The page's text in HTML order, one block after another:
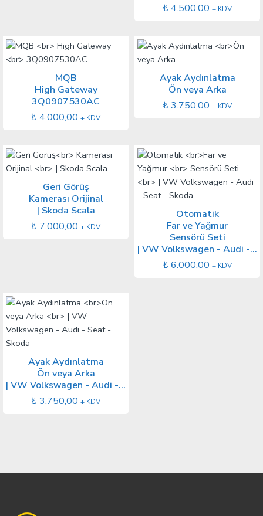
₺ 4.500,00 + KDV
MQB
High Gateway
3Q0907530AC
₺ 4.000,00 + KDV
Ayak Aydınlatma
Ön veya Arka
₺ 3.750,00 + KDV
Geri Görüş
Kamerası Orijinal
| Skoda Scala
₺ 7.000,00 + KDV
Otomatik
Far ve Yağmur
Sensörü Seti
| VW Volkswagen - Audi - Seat - Skoda
₺ 6.000,00 + KDV
Ayak Aydınlatma
Ön veya Arka
| VW Volkswagen - Audi - Seat - Skoda
₺ 3.750,00 + KDV